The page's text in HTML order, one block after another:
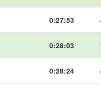
0:27:53
0:28:03
0:28:24